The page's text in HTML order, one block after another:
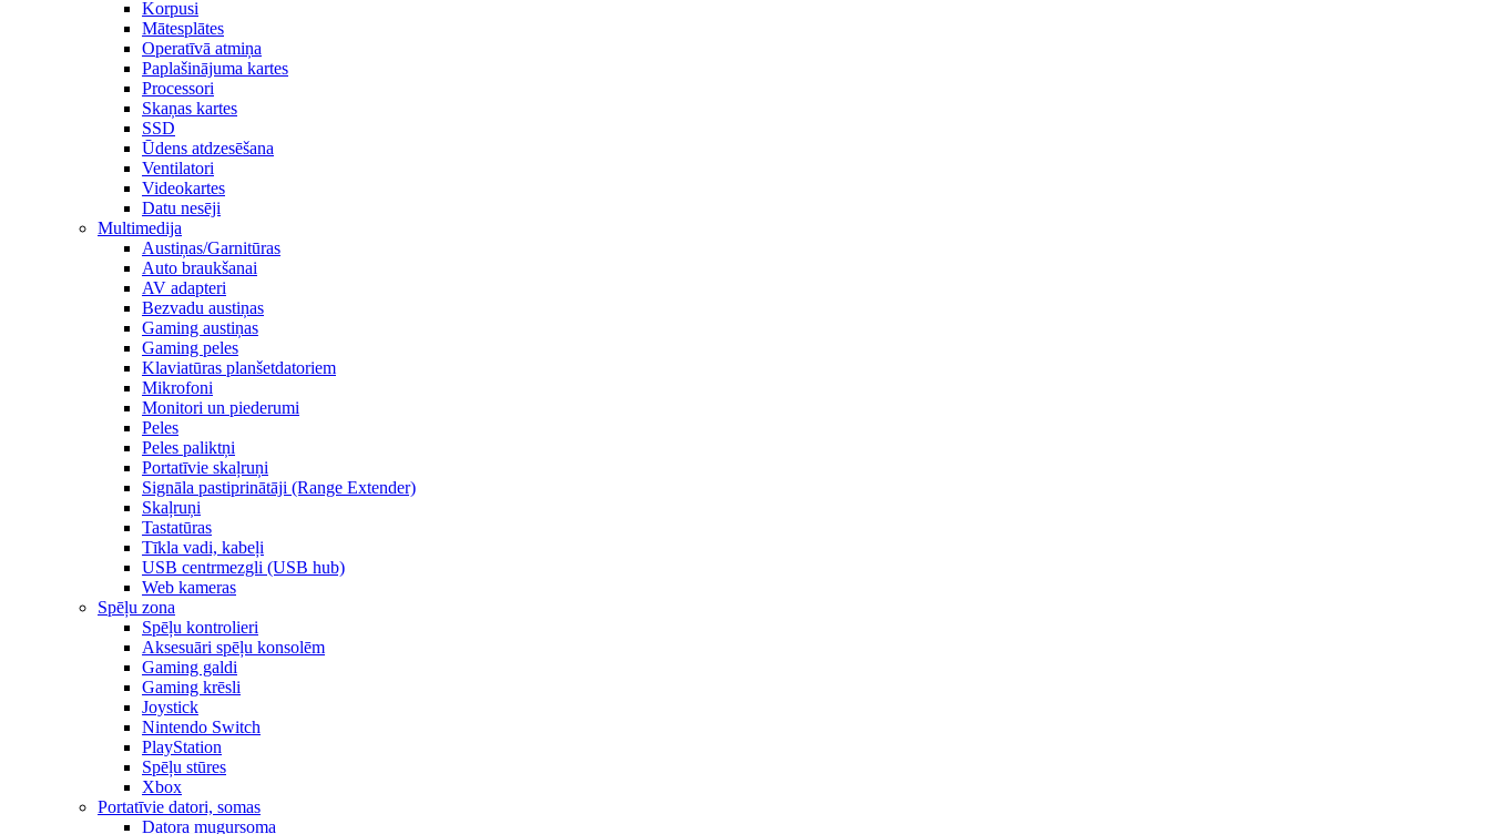
Korpusi
Mātesplātes
Operatīvā atmiņa
Paplašinājuma kartes
Processori
Skaņas kartes
SSD
Ūdens atdzesēšana
Ventilatori
Videokartes
Datu nesēji
Multimedija
Austiņas/Garnitūras
Auto braukšanai
AV adapteri
Bezvadu austiņas
Gaming austiņas
Gaming peles
Klaviatūras planšetdatoriem
Mikrofoni
Monitori un piederumi
Peles
Peles paliktņi
Portatīvie skaļruņi
Signāla pastiprinātāji (Range Extender)
Skaļruņi
Tastatūras
Tīkla vadi, kabeļi
USB centrmezgli (USB hub)
Web kameras
Spēļu zona
Spēļu kontrolieri
Aksesuāri spēļu konsolēm
Gaming galdi
Gaming krēsli
Joystick
Nintendo Switch
PlayStation
Spēļu stūres
Xbox
Portatīvie datori, somas
Datora mugursoma